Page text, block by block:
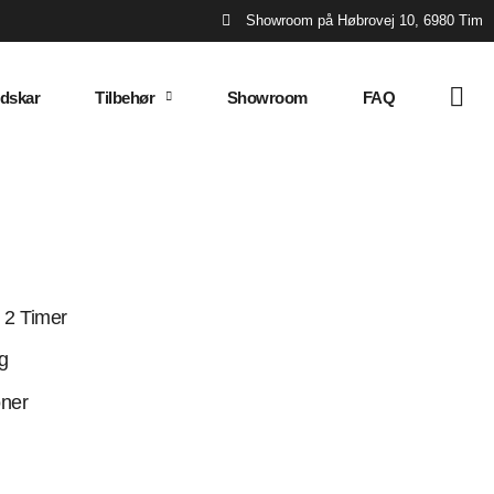
Showroom på Høbrovej 10, 6980 Tim
Tilbehør Showroom FAQ
2 Timer